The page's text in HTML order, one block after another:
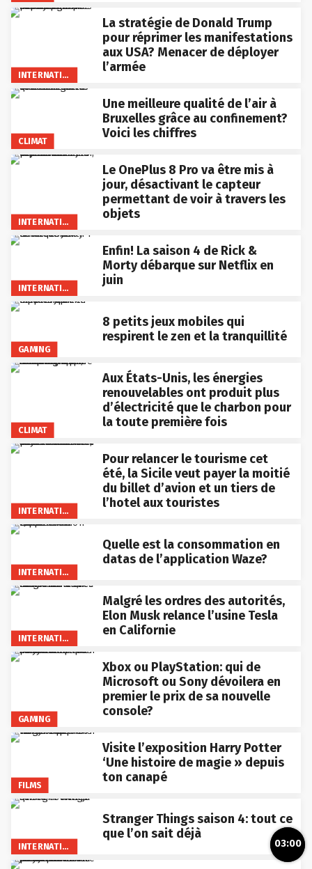
INTERNATIONAL
La stratégie de Donald Trump
pour réprimer les manifestations
aux USA? Menacer de déployer
l’armée
CLIMAT
Une meilleure qualité de l’air à
Bruxelles grâce au confinement?
Voici les chiffres
INTERNATIONAL
Le OnePlus 8 Pro va être mis à
jour, désactivant le capteur
permettant de voir à travers les
objets
INTERNATIONAL
Enfin! La saison 4 de Rick &
Morty débarque sur Netflix en
juin
GAMING
8 petits jeux mobiles qui
respirent le zen et la tranquillité
CLIMAT
Aux États-Unis, les énergies
renouvelables ont produit plus
d’électricité que le charbon pour
la toute première fois
INTERNATIONAL
Pour relancer le tourisme cet
été, la Sicile veut payer la moitié
du billet d’avion et un tiers de
l’hotel aux touristes
INTERNATIONAL
Quelle est la consommation en
datas de l’application Waze?
INTERNATIONAL
Malgré les ordres des autorités,
Elon Musk relance l’usine Tesla
en Californie
GAMING
Xbox ou PlayStation: qui de
Microsoft ou Sony dévoilera en
premier le prix de sa nouvelle
console?
FILMS
Visite l’exposition Harry Potter
‘Une histoire de magie » depuis
ton canapé
INTERNATIONAL
Stranger Things saison 4: tout ce
que l’on sait déjà
03:00